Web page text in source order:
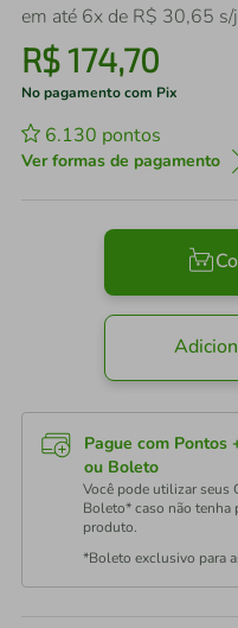
em até 6x de R$ 30,65
R$174,70
No pagamento com Pix
6.130 pontos
Ver formas de pagamento
Pague com Pontos
ou Boleto
Você pode utilizar seus
Boleto* caso não tenha
produto.
*Boleto exclusivo para